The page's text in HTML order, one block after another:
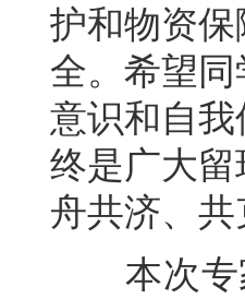
护和物资
全。希望
意识和自
终是广大
舟共济、共
本次专家